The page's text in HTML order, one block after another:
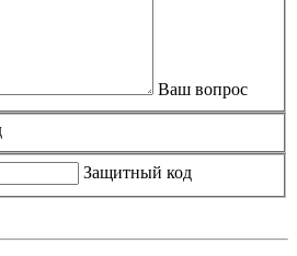
Ваш вопрос
Защитный код